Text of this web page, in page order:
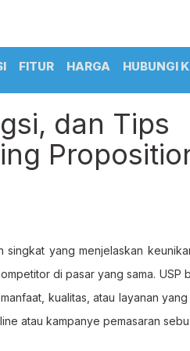
FITUR HARGA HUBUNGI
dan Tips
singkat yang menjelaskan
di pasar yang sama. USP
kualitas, atau layanan
atau kampanye pemasaran